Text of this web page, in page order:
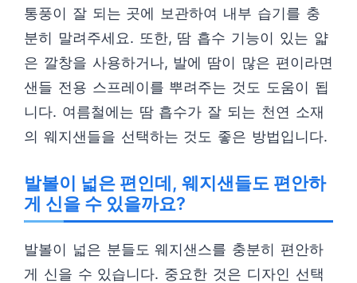
통풍이 잘 되는 곳에 보관하여 내부 습기를 충
분히 말려주세요. 또한, 땀 흡수 기능이 있는 얇
은 깔창을 사용하거나, 발에 땀이 많은 편이라면
샌들 전용 스프레이를 뿌려주는 것도 도움이 됩
니다. 여름철에는 땀 흡수가 잘 되는 천연 소재
의 웨지샌들을 선택하는 것도 좋은 방법입니다.
발볼이 넓은 편인데, 웨지샌들도 편안하
게 신을 수 있을까요?
발볼이 넓은 분들도 웨지샌스를 충분히 편안하
게 신을 수 있습니다. 중요한 것은 디자인 선택